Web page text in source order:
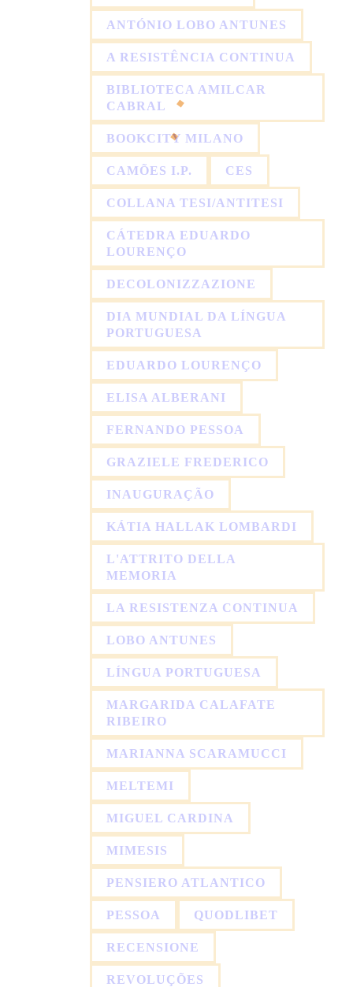
ANTÓNIO LOBO ANTUNES
A RESISTÊNCIA CONTINUA
BIBLIOTECA AMILCAR
CABRAL
BOOKCITY MILANO
CAMÕES I.P. CES
COLLANA TESI/ANTITESI
CÁTEDRA EDUARDO
LOURENÇO
DECOLONIZZAZIONE
DIA MUNDIAL DA LÍNGUA
PORTUGUESA
EDUARDO LOURENÇO
ELISA ALBERANI
FERNANDO PESSOA
GRAZIELE FREDERICO
INAUGURAÇÃO
KÁTIA HALLAK LOMBARDI
L'ATTRITO DELLA
MEMORIA
LA RESISTENZA CONTINUA
LOBO ANTUNES
LÍNGUA PORTUGUESA
MARGARIDA CALAFATE
RIBEIRO
MARIANNA SCARAMUCCI
MELTEMI
MIGUEL CARDINA
MIMESIS
PENSIERO ATLANTICO
PESSOA QUODLIBET
RECENSIONE
REVOLUÇÕES